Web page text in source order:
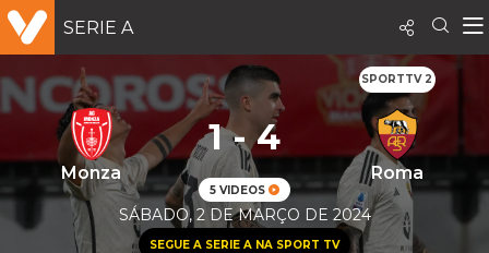
SERIE A
SPORTTV 2
Monza
1 - 4
5 VIDEOS
Roma
SÁBADO, 2 DE MARÇO DE 2024
SEGUE A SERIE A NA SPORT TV